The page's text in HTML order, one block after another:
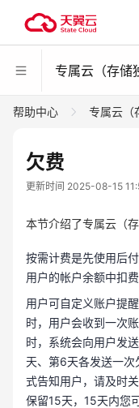
专属云（存储
帮助中心 专属云（
欠费
更新时间 2025-08-15
本节介绍了专属云（
按需计费是先使用后
用户的帐户余额中扣
用户可自定义账户提
时，用户会收到一次
时，系统会向用户发
天、第6天各发送一
式告知用户，请及时
保留15天，15天内您